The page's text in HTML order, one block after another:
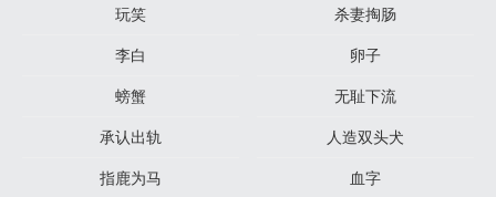
玩笑
杀妻掏肠
李白
卵子
螃蟹
无耻下流
承认出轨
人造双头犬
指鹿为马
血字